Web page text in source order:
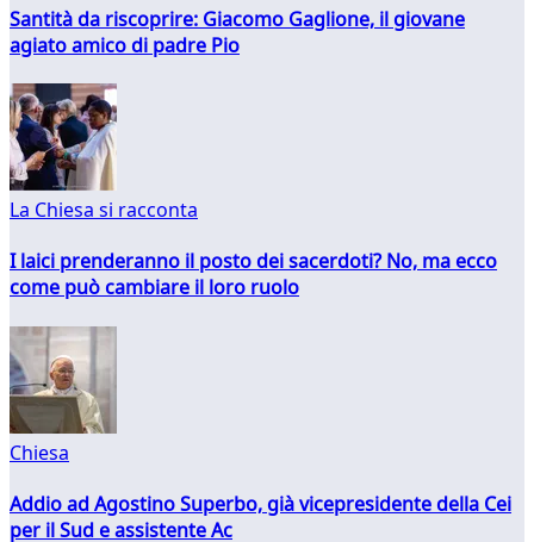
Santità da riscoprire: Giacomo Gaglione, il giovane
agiato amico di padre Pio
La Chiesa si racconta
I laici prenderanno il posto dei sacerdoti? No, ma ecco
come può cambiare il loro ruolo
Chiesa
Addio ad Agostino Superbo, già vicepresidente della Cei
per il Sud e assistente Ac